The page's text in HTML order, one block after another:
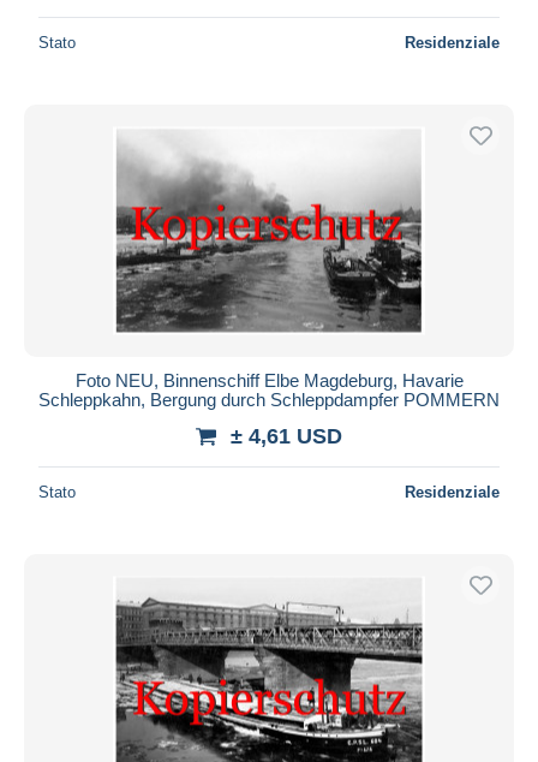
Stato Residenziale
Foto NEU, Binnenschiff Elbe Magdeburg, Havarie
Schleppkahn, Bergung durch Schleppdampfer POMMERN
± 4,61 USD
Stato Residenziale